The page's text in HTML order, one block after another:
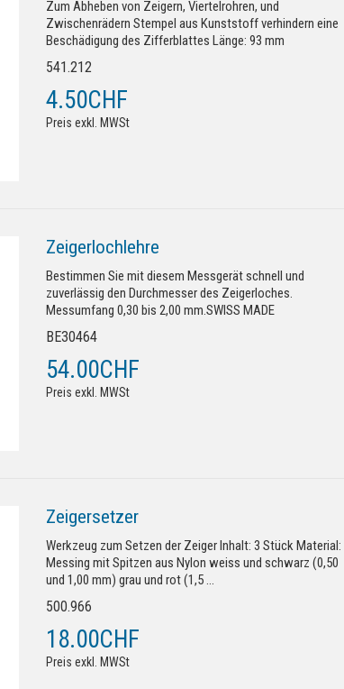
Zum Abheben von Zeigern, Viertelrohren, und
Zwischenrädern Stempel aus Kunststoff verhindern eine
Beschädigung des Zifferblattes Länge: 93 mm
541.212
4.50CHF
Preis exkl. MWSt
Zeigerlochlehre
Bestimmen Sie mit diesem Messgerät schnell und
zuverlässig den Durchmesser des Zeigerloches.
Messumfang 0,30 bis 2,00 mm.SWISS MADE
BE30464
54.00CHF
Preis exkl. MWSt
Zeigersetzer
Werkzeug zum Setzen der Zeiger Inhalt: 3 Stück Material:
Messing mit Spitzen aus Nylon weiss und schwarz (0,50
und 1,00 mm) grau und rot (1,5 ...
500.966
18.00CHF
Preis exkl. MWSt